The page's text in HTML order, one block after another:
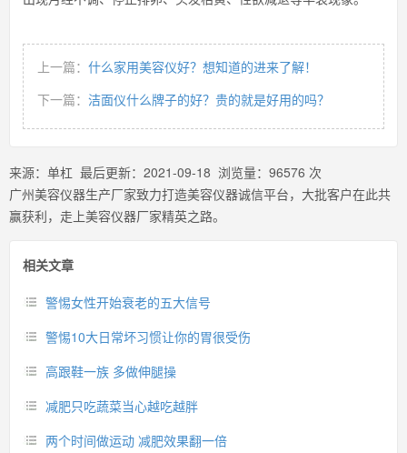
上一篇： 什么家用美容仪好？想知道的进来了解！
下一篇： 洁面仪什么牌子的好？贵的就是好用的吗？
来源： 单杠 最后更新： 2021-09-18 浏览量： 96576 次
广州美容仪器生产厂家致力打造美容仪器诚信平台，大批客户在此共
赢获利，走上美容仪器厂家精英之路。
相关文章
警惕女性开始衰老的五大信号
警惕10大日常坏习惯让你的胃很受伤
高跟鞋一族 多做伸腿操
减肥只吃蔬菜当心越吃越胖
两个时间做运动 减肥效果翻一倍